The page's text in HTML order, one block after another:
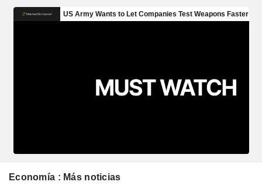
Economía : Más noticias